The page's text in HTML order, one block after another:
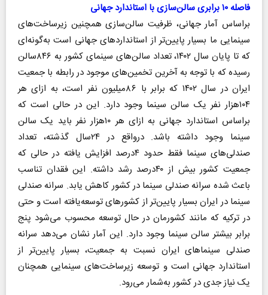
فاصله ۱۰ برابری سالن‌سازی با استاندارد جهانی
براساس آمار جهانی، ظرفیت سالن‌سازی همچنین زیرساخت‌های
سینمایی ما بسیار پایین‌تر از استانداردهای جهانی است به‌گونه‌ای
که تا پایان سال ۱۴۰۲، تعداد سالن‌های سینمای کشور به ۸۴۶سالن
رسیده که با توجه به آخرین تخمین‌های موجود در رابطه با جمعیت
ایران در سال ۱۴۰۲ که برابر با ۸۶میلیون نفر است، به ازای هر
۱۰۴هزار نفر یک سالن سینما وجود دارد. این در حالی است که
براساس استاندارد جهانی به ازای هر ۱۰هزار نفر باید یک سالن
سینما وجود داشته باشد. درواقع در ۲۴سال گذشته، تعداد
صندلی‌های سینما فقط حدود ۴درصد افزایش یافته در حالی که
جمعیت کشور بیش از ۴۰درصد رشد داشته. این فقدان تناسب
باعث شده سرانه صندلی سینما در کشور کاهش یابد. سرانه صندلی
سینما در ایران بسیار پایین‌تر از کشورهای توسعه‌یافته است و حتی
در ترکیه که مانند کشورمان در حال توسعه محسوب می‌شود پنج
برابر بیشتر سالن سینما وجود دارد. این آمار نشان می‌دهد سرانه
صندلی سینماهای ایران نسبت به جمعیت، بسیار پایین‌تر از
استاندارد جهانی است و توسعه زیرساخت‌های سینمایی همچنان
یک نیاز جدی در کشور به‌شمار می‌رود.